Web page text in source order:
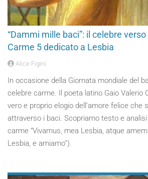
“Dammi mille baci”: il celebre verso
Carme 5 dedicato a Lesbia
Alice Figini
In occasione della Giornata mondiale del
celebre carme. Il poeta latino Gaio Valerio
vero e proprio elogio dell’amore felice che
attraverso i baci. Scopriamo testo e
carme “Vivamus, mea Lesbia, atque
Lesbia, e amiamo”).